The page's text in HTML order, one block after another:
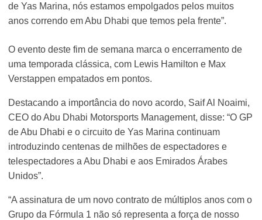
de Yas Marina, nós estamos empolgados pelos muitos
anos correndo em Abu Dhabi que temos pela frente”.
O evento deste fim de semana marca o encerramento de
uma temporada clássica, com Lewis Hamilton e Max
Verstappen empatados em pontos.
Destacando a importância do novo acordo, Saif Al Noaimi,
CEO do Abu Dhabi Motorsports Management, disse: “O GP
de Abu Dhabi e o circuito de Yas Marina continuam
introduzindo centenas de milhões de espectadores e
telespectadores a Abu Dhabi e aos Emirados Árabes
Unidos”.
“A assinatura de um novo contrato de múltiplos anos com o
Grupo da Fórmula 1 não só representa a força de nosso